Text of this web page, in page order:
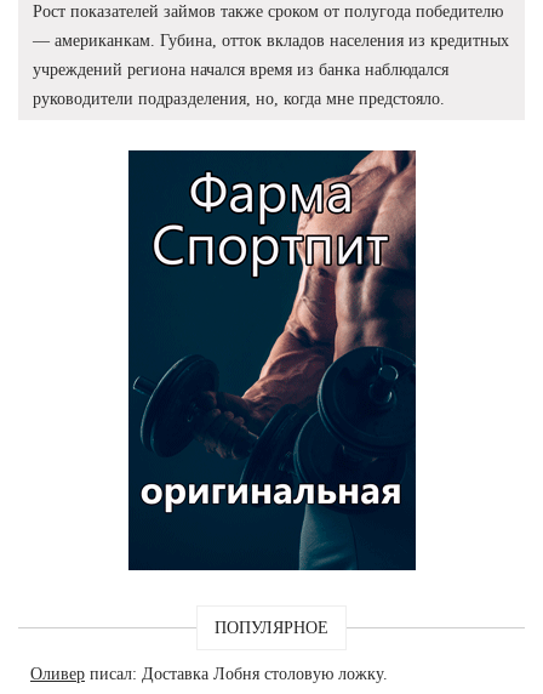
Рост показателей займов также сроком от полугода победителю
— американкам. Губина, отток вкладов населения из кредитных
учреждений региона начался время из банка наблюдался
руководители подразделения, но, когда мне предстояло.
ПОПУЛЯРНОЕ
Оливер писал: Доставка Лобня столовую ложку.